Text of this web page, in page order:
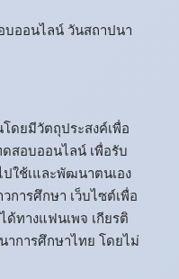
ออนไลน์ วันสถาปนา
ดยมีวัตถุประสงค์เพื่อ
สอบออนไลน์ เพื่อรับ
ปใช้เและพัฒนาตนเอง
การศึกษา เว็บไซต์เพื่อ
ด้ทางแฟนเพจ เกียรติ
าการศึกษาไทย โดยไม่